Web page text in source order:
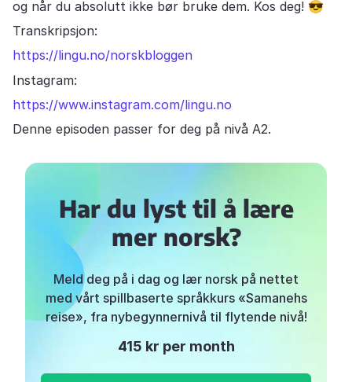
og når du absolutt ikke bør bruke dem. Kos deg! 😎
Transkripsjon:
https://lingu.no/norskbloggen
Instagram:
https://www.instagram.com/lingu.no
Denne episoden passer for deg på nivå A2.
Har du lyst til å lære
mer norsk?
Meld deg på i dag og lær norsk på nettet
med vårt spillbaserte språkkurs «Samanehs
reise», fra nybegynnernivå til flytende nivå!
415 kr per month